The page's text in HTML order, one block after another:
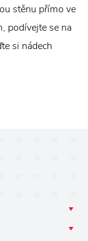
stěnu přímo ve
podívejte se na
si nádech